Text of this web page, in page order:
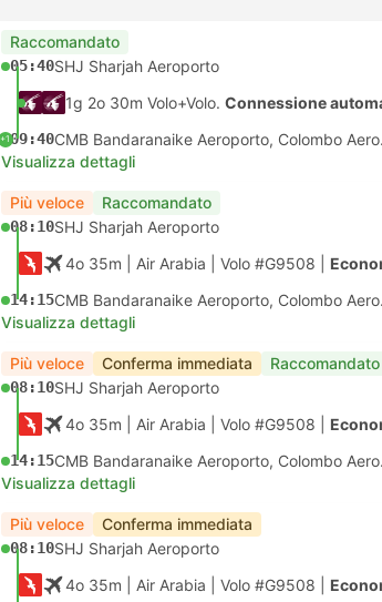
Raccomandato
05:40SHJ Sharjah Aeroporto
1g 2o 30m Volo+Volo. Connessione
+109:40
CMB
Visualizza dettagli
Più veloce Raccomandato
08:10SHJ Sharjah Aeroporto
4o 35m | Air Arabia Volo #G9508
14:15
CMB
Visualizza dettagli
Più veloce Conferma immediata Raccomandato
08:10SHJ Sharjah Aeroporto
4o 35m | Air Arabia Volo #G9508
14:15
CMB
Visualizza dettagli
Più veloce Conferma immediata
08:10SHJ Sharjah Aeroporto
4o 35m | Air Arabia Volo #G9508